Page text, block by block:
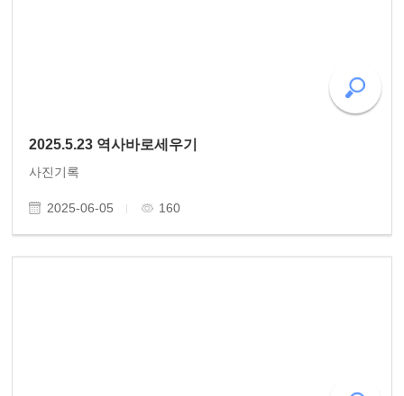
2025.5.23 역사바로세우기
사진기록
2025-06-05 160